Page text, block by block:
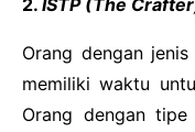
Orang dengan
memiliki waktu
Orang dengan